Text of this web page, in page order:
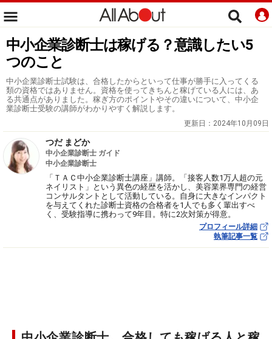
中小企業診断士は稼げる？意識したい5
つのこと
中小企業診断士試験は、合格したからといって仕事が勝手に入ってくる
類の資格ではありません。資格を使ってきちんと稼げている人には、あ
る共通点がありました。稼ぎ方のポイントやその違いについて、中小企
業診断士受験の講師がわかりやすく解説します。
更新日： 2024年10月09日
つだ まどか
中小企業診断士 ガイド
中小企業診断士
「ＴＡＣ中小企業診断士講座」講師。「接客人数1万人超の元
ネイリスト」という異色の経歴を活かし、美容業界専門の経営
コンサルタントとして活動している。自身に大きなインパクト
を与えてくれた診断士資格の合格者を1人でも多く輩出すべ
く、受験指導に携わって9年目。特に2次対策が得意。
プロフィール詳細
執筆記事一覧